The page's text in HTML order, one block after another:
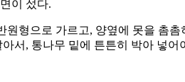
이 섰다.
형으로 가르고, 양옆에 못을 촘
서, 통나무 밑에 튼튼히 박아 넣어